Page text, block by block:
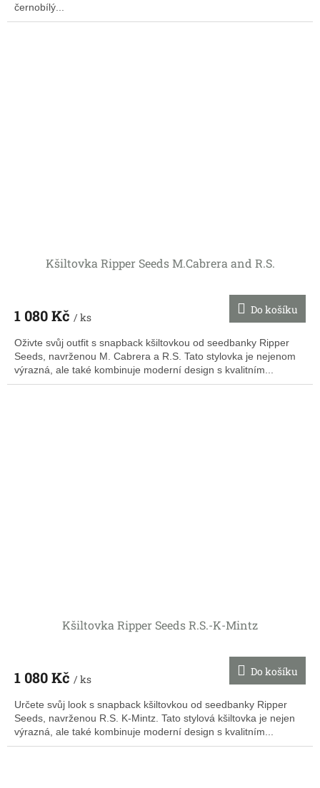
černobílý...
Kšiltovka Ripper Seeds M.Cabrera and R.S.
1 080 Kč / ks
Do košíku
Oživte svůj outfit s snapback kšiltovkou od seedbanky Ripper
Seeds, navrženou M. Cabrera a R.S. Tato stylovka je nejenom
výrazná, ale také kombinuje moderní design s kvalitním...
Kšiltovka Ripper Seeds R.S.-K-Mintz
1 080 Kč / ks
Do košíku
Určete svůj look s snapback kšiltovkou od seedbanky Ripper
Seeds, navrženou R.S. K-Mintz. Tato stylová kšiltovka je nejen
výrazná, ale také kombinuje moderní design s kvalitním...